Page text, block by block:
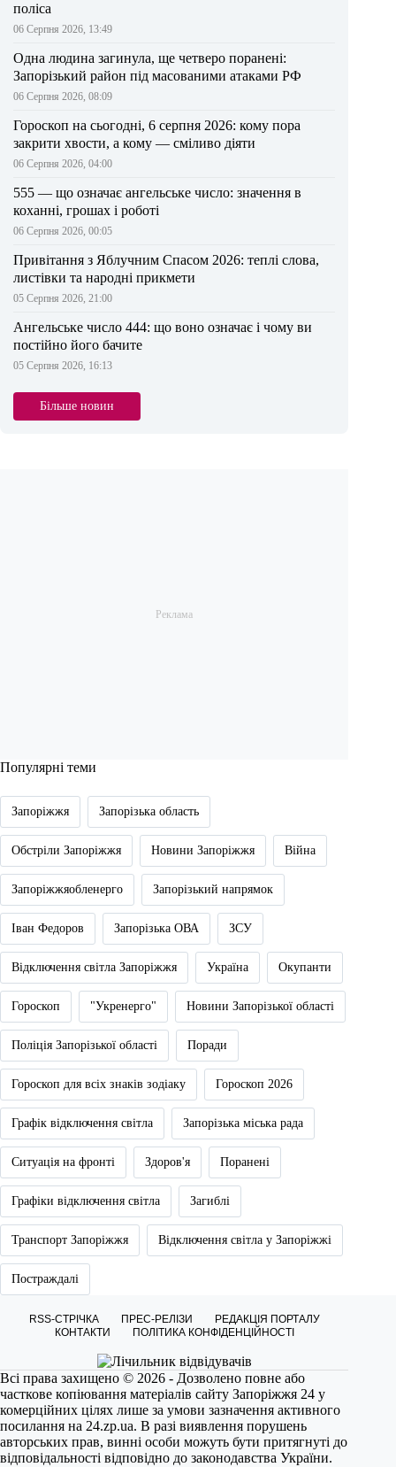
поліса
06 Серпня 2026, 13:49
Одна людина загинула, ще четверо поранені:
Запорізький район під масованими атаками РФ
06 Серпня 2026, 08:09
Гороскоп на сьогодні, 6 серпня 2026: кому пора
закрити хвости, а кому — сміливо діяти
06 Серпня 2026, 04:00
555 — що означає ангельське число: значення в
коханні, грошах і роботі
06 Серпня 2026, 00:05
Привітання з Яблучним Спасом 2026: теплі слова,
листівки та народні прикмети
05 Серпня 2026, 21:00
Ангельське число 444: що воно означає і чому ви
постійно його бачите
05 Серпня 2026, 16:13
Більше новин
Популярні теми
Запоріжжя Запорізька область
Обстріли Запоріжжя Новини Запоріжжя Війна
Запоріжжяобленерго Запорізький напрямок
Іван Федоров Запорізька ОВА ЗСУ
Відключення світла Запоріжжя Україна Окупанти
Гороскоп "Укренерго" Новини Запорізької області
Поліція Запорізької області Поради
Гороскоп для всіх знаків зодіаку Гороскоп 2026
Графік відключення світла Запорізька міська рада
Ситуація на фронті Здоров'я Поранені
Графіки відключення світла Загиблі
Транспорт Запоріжжя Відключення світла у Запоріжжі
Постраждалі
RSS-СТРІЧКА ПРЕС-РЕЛІЗИ
РЕДАКЦІЯ ПОРТАЛУ
КОНТАКТИ
ПОЛІТИКА КОНФІДЕНЦІЙНОСТІ
Всі права захищено © 2026 - Дозволено повне або
часткове копіювання матеріалів сайту Запоріжжя 24 у
комерційних цілях лише за умови зазначення активного
посилання на 24.zp.ua. В разі виявлення порушень
авторських прав, винні особи можуть бути притягнуті до
відповідальності відповідно до законодавства України.